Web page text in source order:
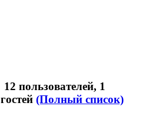
12 пользователей, 1
(Полный список)